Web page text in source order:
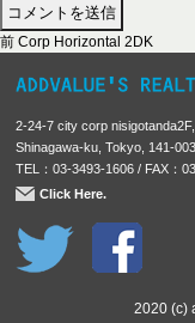
投
稿
ビ
ゲ
ー
シ
ョ
前 前
投
:
Corp Horizontal 2DK
2-24-7 city corp
Shinagawa-ku, Tokyo, 141-
TEL：03-3493-1606 / FAX：
Click Here.
2020 (c)